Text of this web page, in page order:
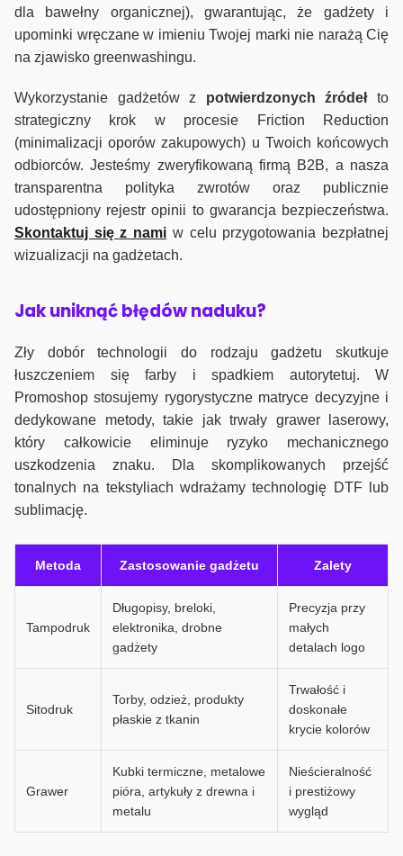
dla bawełny organicznej), gwarantując, że gadżety i
upominki wręczane w imieniu Twojej marki nie narażą Cię
na zjawisko greenwashingu.
Wykorzystanie gadżetów z potwierdzonych źródełto
strategiczny krok w procesie Friction Reduction
(minimalizacji oporów zakupowych) u Twoich końcowych
odbiorców. Jesteśmy zweryfikowaną firmą B2B, a nasza
transparentna polityka zwrotów oraz publicznie
udostępniony rejestr opinii to gwarancja bezpieczeństwa.
Skontaktuj się z nami w celu przygotowania bezpłatnej
wizualizacji na gadżetach.
Jak uniknąć błędów naduku?
Zły dobór technologii do rodzaju gadżetu skutkuje
łuszczeniem się farby i spadkiem autorytetuj. W
Promoshop stosujemy rygorystyczne matryce decyzyjne i
dedykowane metody, takie jak trwały grawer laserowy,
który całkowicie eliminuje ryzyko mechanicznego
uszkodzenia znaku. Dla skomplikowanych przejść
tonalnych na tekstyliach wdrażamy technologię DTF lub
sublimację.
Metoda Zastosowanie gadżetu Zalety
Tampodruk
Długopisy, breloki,
elektronika, drobne
gadżety
Precyzja przy
małych
detalach logo
Sitodruk
Torby, odzież, produkty
płaskie z tkanin
Trwałość i
doskonałe
krycie kolorów
Grawer
Kubki termiczne, metalowe
pióra, artykuły z drewna i
metalu
Nieścieralność
i prestiżowy
wygląd